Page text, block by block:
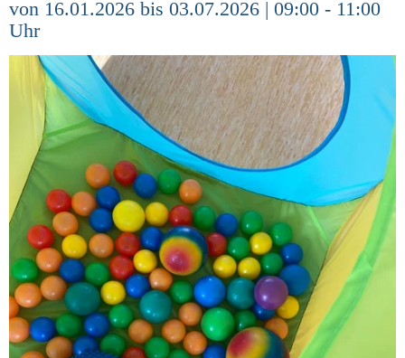
von 16.01.2026 bis 03.07.2026 | 09:00 - 11:00
Uhr